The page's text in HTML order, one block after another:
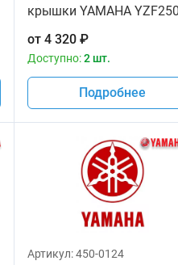
крышки YAMAHA
YAMAHA 5NL-11193-00-
от 4 320₽
Доступно:2 шт.
Подробнее
Артикул:450-0124